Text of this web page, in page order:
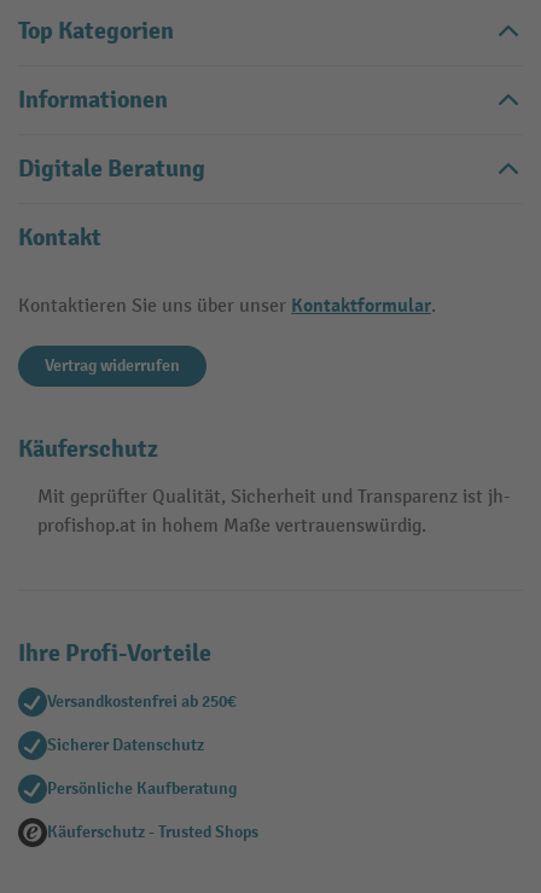
Top Kategorien
Informationen
Digitale Beratung
Kontakt
Kontaktieren Sie uns über unser Kontaktformular.
Vertrag widerrufen
Käuferschutz
Mit geprüfter Qualität, Sicherheit und Transparenz ist jh-
profishop.at in hohem Maße vertrauenswürdig.
Ihre Profi-Vorteile
Versandkostenfrei ab 250€
Sicherer Datenschutz
Persönliche Kaufberatung
Käuferschutz - Trusted Shops